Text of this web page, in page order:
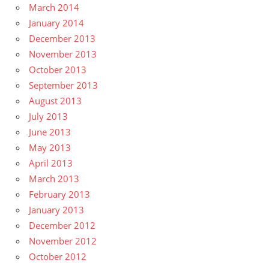
March 2014
January 2014
December 2013
November 2013
October 2013
September 2013
August 2013
July 2013
June 2013
May 2013
April 2013
March 2013
February 2013
January 2013
December 2012
November 2012
October 2012